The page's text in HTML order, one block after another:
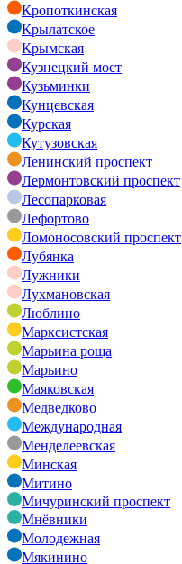
Кропоткинская
Крылатское
Крымская
Кузнецкий мост
Кузьминки
Кунцевская
Курская
Кутузовская
Ленинский проспект
Лермонтовский проспект
Лесопарковая
Лефортово
Ломоносовский проспект
Лубянка
Лужники
Лухмановская
Люблино
Марксистская
Марьина роща
Марьино
Маяковская
Медведково
Международная
Менделеевская
Минская
Митино
Мичуринский проспект
Мнёвники
Молодежная
Мякинино